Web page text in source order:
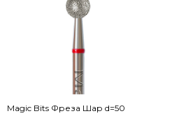
Magic Bits Фреза Шар d=50